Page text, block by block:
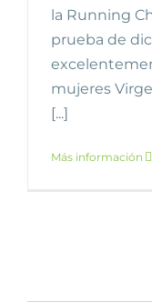
la Running
prueba de
mujeres
[...]
Más información